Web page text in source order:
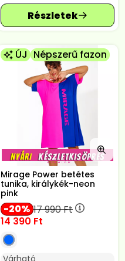
ÚJ Népszerű fazon
Mirage Power betétes
tunika, királykék-neon
pink
20 17 990Ft
14 390 Ft